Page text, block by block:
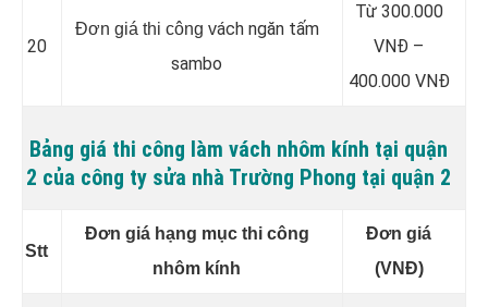
20
Đơn giá thi công vách ngăn tấm
sambo
Từ 300.000
VNĐ –
400.000 VNĐ
Bảng giá thi công làm vách nhôm kính tại quận
2 của công ty sửa nhà Trường Phong tại quận 2
Stt
Đơn giá hạng mục thi công
nhôm kính
Đơn giá
(VNĐ)